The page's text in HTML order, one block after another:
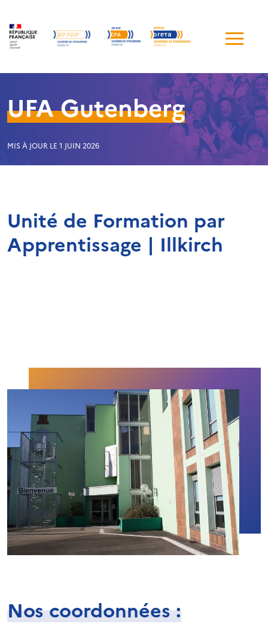
de
UFA Gutenberg
MIS À JOUR LE 1 JUIN 2026
Unité de Formation par
Apprentissage | Illkirch
Nos coordonnées :